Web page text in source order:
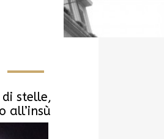
stelle,
all’insù